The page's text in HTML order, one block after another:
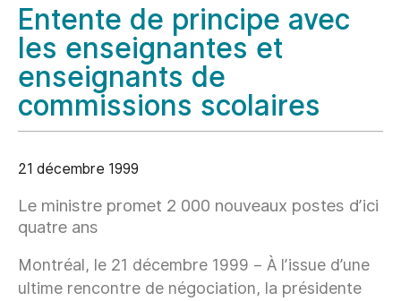
Entente de principe avec
les enseignantes et
enseignants de
commissions scolaires
21 décembre 1999
Le ministre promet 2 000 nouveaux postes d’ici
quatre ans
Montréal, le 21 décembre 1999 – À l’issue d’une
ultime rencontre de négociation, la présidente